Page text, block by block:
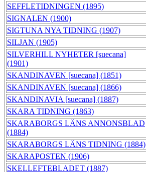
SEFFLETIDNINGEN (1895)
SIGNALEN (1900)
SIGTUNA NYA TIDNING (1907)
SILJAN (1905)
SILVERHILL NYHETER [suecana]
(1901)
SKANDINAVEN [suecana] (1851)
SKANDINAVEN [suecana] (1866)
SKANDINAVIA [suecana] (1887)
SKARA TIDNING (1863)
SKARABORGS LÄNS ANNONSBLAD
(1884)
SKARABORGS LÄNS TIDNING (1884)
SKARAPOSTEN (1906)
SKELLEFTEBLADET (1887)